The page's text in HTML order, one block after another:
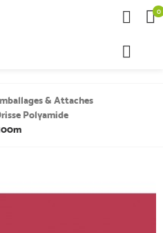
 0
& Attaches
Polyamide